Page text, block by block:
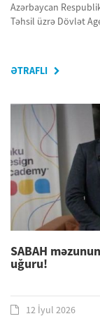
Azərbaycan
Təhsil üzrə Dövlət
ƏTRAFLI
SABAH
uğuru!
12 İyul 2026